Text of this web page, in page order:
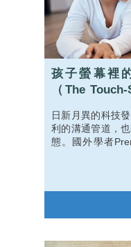
孩子螢幕裡
（The
日新月異的科技
利的溝通管道，
態。國外學者
技的使用。而養
員，則稱作「數
他們可能長大後